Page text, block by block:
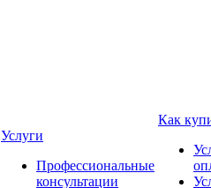
Услуги
Профессиональные
консультации
Как